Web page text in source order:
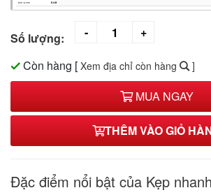
Số lượng:
Còn hàng [ Xem địa chỉ còn hàng ]
MUA NGAY
THÊM VÀO GIỎ
Đặc điểm nổi bật của Kẹp